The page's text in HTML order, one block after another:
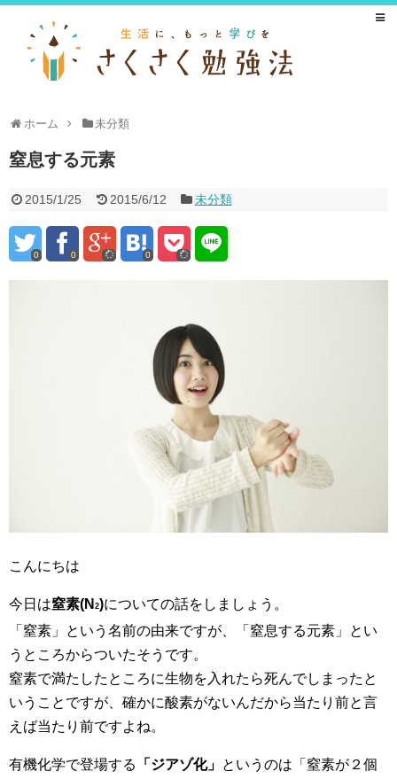
ホーム 未分類
窒息する元素
2015/1/25 2015/6/12 未分類
0 0 0
こんにちは
今日は窒素(N 2)についての話をしましょう。
「窒素」という名前の由来ですが、「窒息する元素」とい
うところからついたそうです。
窒素で満たしたところに生物を入れたら死んでしまったと
いうことですが、確かに酸素がないんだから当たり前と言
えば当たり前ですよね。
有機化学で登場する 「ジアゾ化」 というのは「窒素が２個